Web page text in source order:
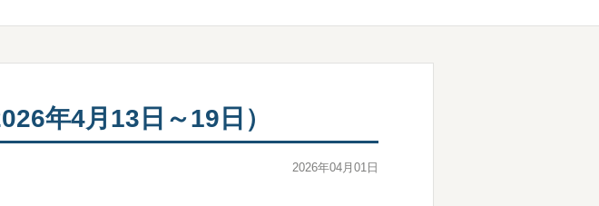
年4月13日～19日）
2026年04月01日